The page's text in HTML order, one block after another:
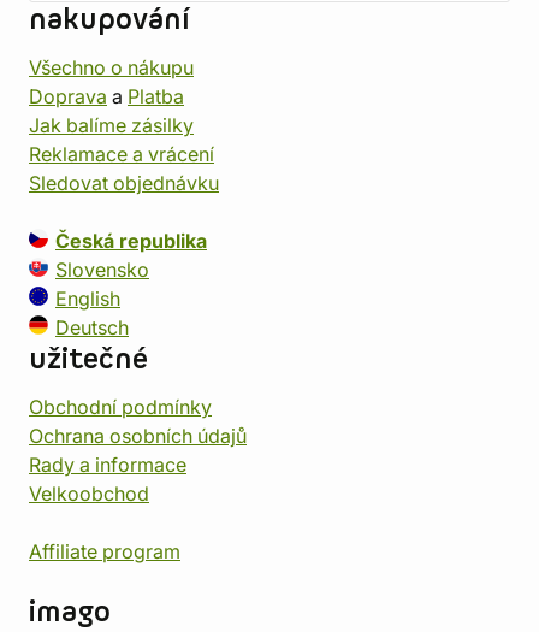
nakupování
Všechno o nákupu
Doprava a Platba
Jak balíme zásilky
Reklamace a vrácení
Sledovat objednávku
Česká republika
Slovensko
English
Deutsch
užitečné
Obchodní podmínky
Ochrana osobních údajů
Rady a informace
Velkoobchod
Affiliate program
imago